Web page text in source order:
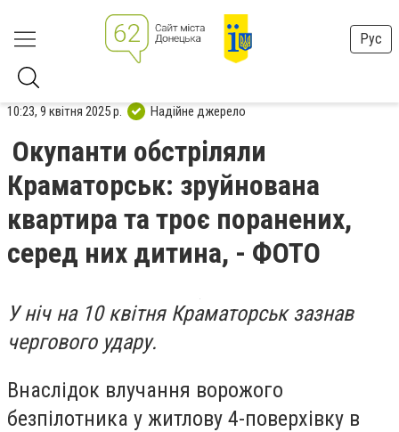
Рус
10:23, 9 квітня 2025 р. Надійне джерело
Окупанти обстріляли
Краматорськ: зруйнована
квартира та троє поранених,
серед них дитина, - ФОТО
У ніч на 10 квітня Краматорськ зазнав
чергового удару.
Внаслідок влучання ворожого
безпілотника у житлову 4-поверхівку в